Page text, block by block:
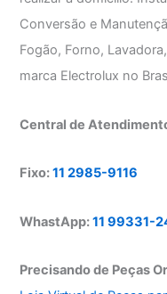
Conversão e
Fogão, Forno,
marca Electrolux no
Central de
Fixo:11 2985-9116
WhastApp:11 99331-
Precisando de Peças